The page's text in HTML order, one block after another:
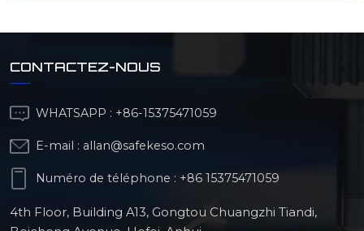
CONTACTEZ-NOUS
WHATSAPP : +86-15375471059
E-mail : allan@safekeso.com
Numéro de téléphone : +86 15375471059
4th Floor, Building A13, Gongtou Chuangzhi Tiandi,